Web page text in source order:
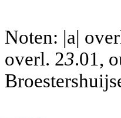
Noten: |a|
overl. 23.01,